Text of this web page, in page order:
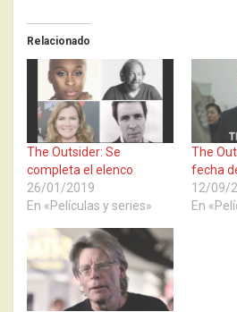
Relacionado
The Outsider: Se
completa el elenco
26/01/2019
En «Películas y series»
The
fecha
12/09/
En